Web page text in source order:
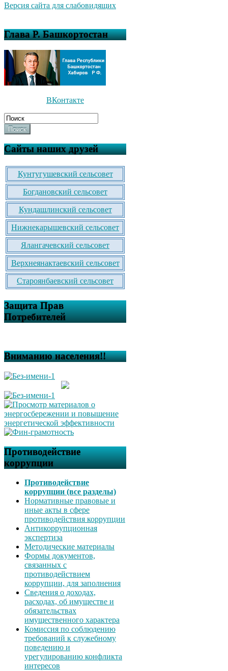
Версия сайта для слабовидящих
Глава Р. Башкортостан
ВКонтакте
Поиск
Сайты наших друзей
Кунтугушевский сельсовет
Богдановский сельсовет
Кундашлинский сельсовет
Нижнекарышевский сельсовет
Ялангачевский сельсовет
Верхнеянактаевский сельсовет
Староянбаевский сельсовет
Защита Прав
Потребителей
Вниманию населения!!
Противодействие
коррупции
Противодействие
коррупции (все разделы)
Нормативные правовые и
иные акты в сфере
противодействия коррупции
Антикоррупционная
экспертиза
Методические материалы
Формы документов,
связанных с
противодействием
коррупции, для заполнения
Сведения о доходах,
расходах, об имуществе и
обязательствах
имущественного характера
Комиссия по соблюдению
требований к служебному
поведению и
урегулированию конфликта
интересов